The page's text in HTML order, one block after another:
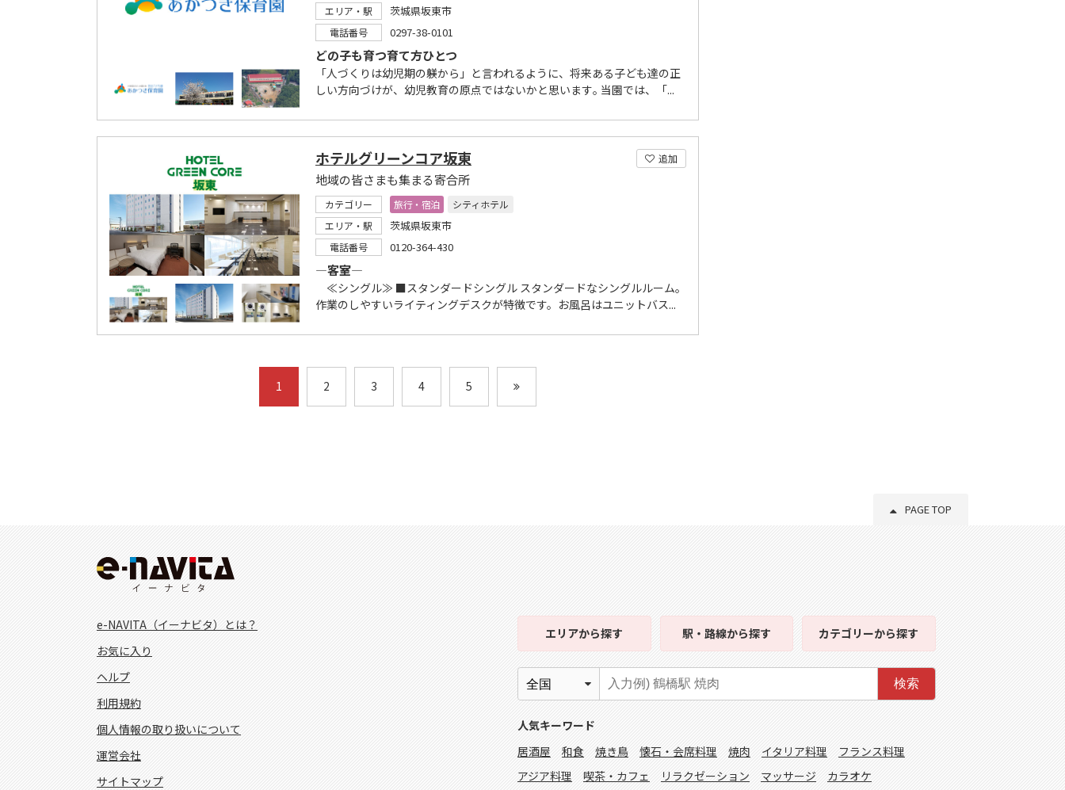
エリア・駅
茨城県坂東市
電話番号 0297-38-0101
どの子も育つ育て方ひとつ
「人づくりは幼児期の躾から」と言われるように、将来ある子ども達の正
しい方向づけが、幼児教育の原点ではないかと思います｡ 当園では、「...
追加
ホテルグリーンコア坂東
地域の皆さまも集まる寄合所
カテゴリー 旅行・宿泊
シティホテル
エリア・駅
茨城県坂東市
電話番号 0120-364-430
―客室―
≪シングル≫ ■スタンダードシングル スタンダードなシングルルーム。
作業のしやすいライティングデスクが特徴です。お風呂はユニットバス...
1 2 3 4 5
PAGE TOP
e-NAVITA（イーナビタ）とは？
お気に入り
ヘルプ
利用規約
個人情報の取り扱いについて
運営会社
サイトマップ
エリアから探す 駅・路線から探す カテゴリーから探す
検索
人気キーワード
居酒屋
和食 焼き鳥 懐石・会席料理 焼肉 イタリア料理
フランス料理
アジア料理
喫茶・カフェ リラクゼーション マッサージ カラオケ